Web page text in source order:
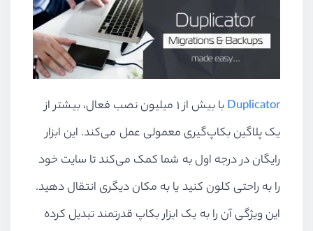
Duplicator
با بیش از 1 میلیون نصب فعال، بیشتر از
یک پلاگین بکاپ‌گیری معمولی عمل می‌کند. این ابزار
رایگان در درجه اول به شما کمک می‌کند تا سایت خود
را به راحتی کلون کنید یا به مکان دیگری انتقال دهید.
این ویژگی آن را به یک ابزار بکاپ قدرتمند تبدیل کرده